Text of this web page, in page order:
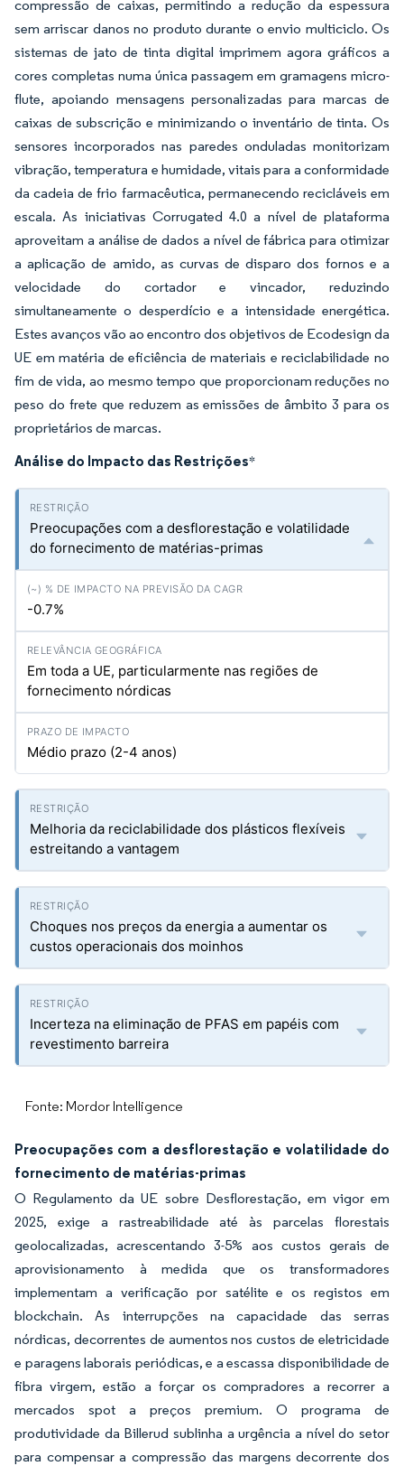
compressão de caixas, permitindo a redução da espessura
sem arriscar danos no produto durante o envio multiciclo. Os
sistemas de jato de tinta digital imprimem agora gráficos a
cores completas numa única passagem em gramagens micro-
flute, apoiando mensagens personalizadas para marcas de
caixas de subscrição e minimizando o inventário de tinta. Os
sensores incorporados nas paredes onduladas monitorizam
vibração, temperatura e humidade, vitais para a conformidade
da cadeia de frio farmacêutica, permanecendo recicláveis em
escala. As iniciativas Corrugated 4.0 a nível de plataforma
aproveitam a análise de dados a nível de fábrica para otimizar
a aplicação de amido, as curvas de disparo dos fornos e a
velocidade do cortador e vincador, reduzindo
simultaneamente o desperdício e a intensidade energética.
Estes avanços vão ao encontro dos objetivos de Ecodesign da
UE em matéria de eficiência de materiais e reciclabilidade no
fim de vida, ao mesmo tempo que proporcionam reduções no
peso do frete que reduzem as emissões de âmbito 3 para os
proprietários de marcas.
Análise do Impacto das Restrições*
Preocupações com a desflorestação e volatilidade
do fornecimento de matérias-primas
-0.7%
Em toda a UE, particularmente nas regiões de
fornecimento nórdicas
Médio prazo (2-4 anos)
Melhoria da reciclabilidade dos plásticos flexíveis
estreitando a vantagem
Choques nos preços da energia a aumentar os
custos operacionais dos moinhos
Incerteza na eliminação de PFAS em papéis com
revestimento barreira
Fonte: Mordor Intelligence
Preocupações com a desflorestação e volatilidade do
fornecimento de matérias-primas
O Regulamento da UE sobre Desflorestação, em vigor em
2025, exige a rastreabilidade até às parcelas florestais
geolocalizadas, acrescentando 3-5% aos custos gerais de
aprovisionamento à medida que os transformadores
implementam a verificação por satélite e os registos em
blockchain. As interrupções na capacidade das serras
nórdicas, decorrentes de aumentos nos custos de eletricidade
e paragens laborais periódicas, e a escassa disponibilidade de
fibra virgem, estão a forçar os compradores a recorrer a
mercados spot a preços premium. O programa de
produtividade da Billerud sublinha a urgência a nível do setor
para compensar a compressão das margens decorrente dos